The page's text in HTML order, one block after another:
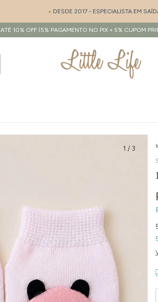
• DESDE 2017 - ESPECIALISTA EM SAÍDA DE
ATÉ 10% OFF (5% PAGAMENTO NO PIX + 5% CUPOM
1 / 3